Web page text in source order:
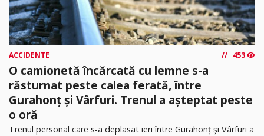
ACCIDENTE 453
O camionetă încărcată cu lemne s-a
răsturnat peste calea ferată, între
Gurahonț și Vârfuri. Trenul a așteptat peste
o oră
Trenul personal care s-a deplasat ieri între Gurahonț și Vârfuri a